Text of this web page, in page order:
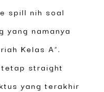
spill nih soal
yang namanya
Kelas A”.
straight
yang terakhir